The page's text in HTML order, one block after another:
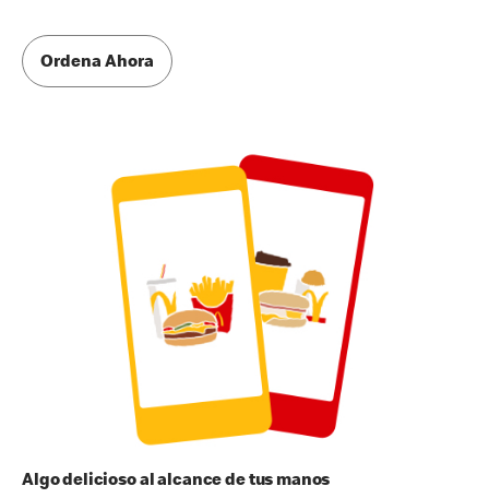
Ordena Ahora
Algo delicioso al alcance de tus manos